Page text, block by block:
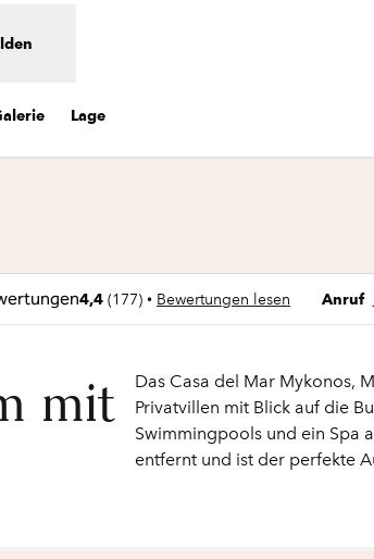
Lage
4,4 (177) • Bewertungen lesen Anruf
Anruf
mit
Das Casa del Mar Mykonos,
Privatvillen mit Blick auf die
Swimmingpools und ein Spa
entfernt und ist der perfekte